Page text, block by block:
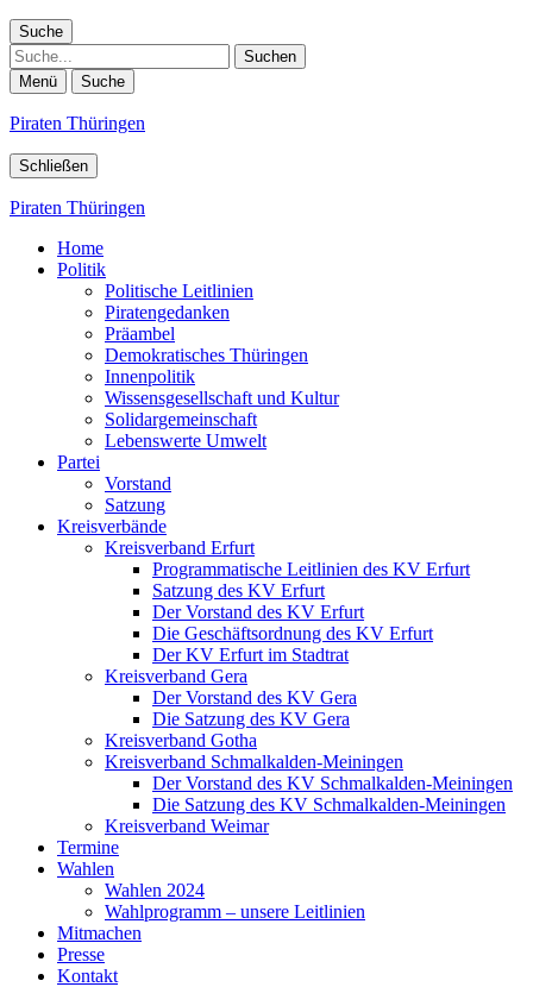
Suche
Suche
Menü Suche
Piraten Thüringen
Schließen
Piraten Thüringen
Home
Politik
Politische Leitlinien
Piratengedanken
Präambel
Demokratisches Thüringen
Innenpolitik
Wissensgesellschaft und Kultur
Solidargemeinschaft
Lebenswerte Umwelt
Partei
Vorstand
Satzung
Kreisverbände
Kreisverband Erfurt
Programmatische Leitlinien des KV Erfurt
Satzung des KV Erfurt
Der Vorstand des KV Erfurt
Die Geschäftsordnung des KV Erfurt
Der KV Erfurt im Stadtrat
Kreisverband Gera
Der Vorstand des KV Gera
Die Satzung des KV Gera
Kreisverband Gotha
Kreisverband Schmalkalden-Meiningen
Der Vorstand des KV Schmalkalden-Meiningen
Die Satzung des KV Schmalkalden-Meiningen
Kreisverband Weimar
Termine
Wahlen
Wahlen 2024
Wahlprogramm – unsere Leitlinien
Mitmachen
Presse
Kontakt